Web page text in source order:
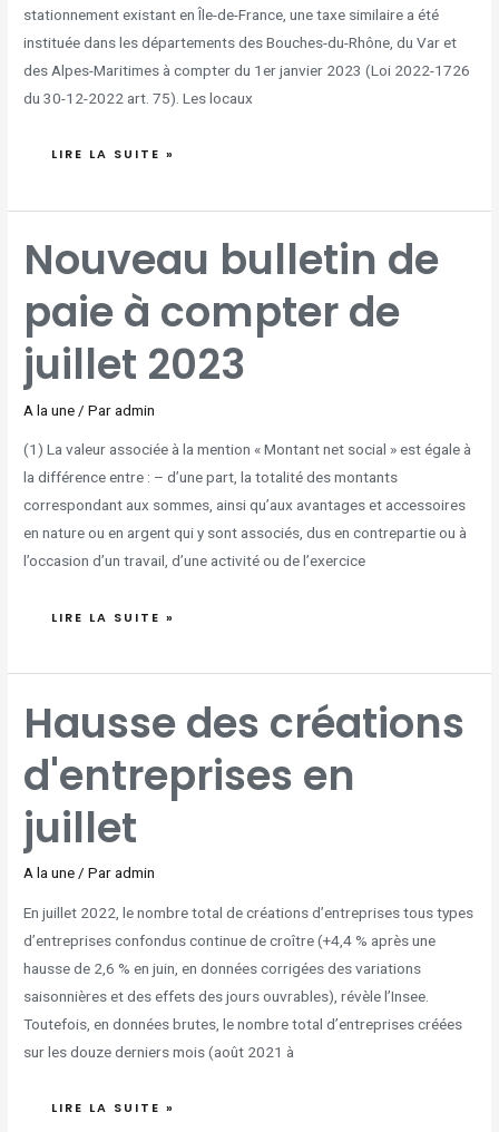
stationnement existant en Île-de-France, une taxe similaire a été
instituée dans les départements des Bouches-du-Rhône, du Var et
des Alpes-Maritimes à compter du 1er janvier 2023 (Loi 2022-1726
du 30-12-2022 art. 75). Les locaux
LIRE LA SUITE »
Nouveau bulletin de
paie à compter de
juillet 2023
A la une / Paradmin
(1) La valeur associée à la mention « Montant net social » est égale à
la différence entre : – d’une part, la totalité des montants
correspondant aux sommes, ainsi qu’aux avantages et accessoires
en nature ou en argent qui y sont associés, dus en contrepartie ou à
l’occasion d’un travail, d’une activité ou de l’exercice
BULLETIN
DE
PAIE
COMPTER
DE
JUILLET
2023
LIRE LA SUITE »
Hausse des créations
d'entreprises en
juillet
A la une / Paradmin
En juillet 2022, le nombre total de créations d’entreprises tous types
d’entreprises confondus continue de croître (+4,4 % après une
hausse de 2,6 % en juin, en données corrigées des variations
saisonnières et des effets des jours ouvrables), révèle l’Insee.
Toutefois, en données brutes, le nombre total d’entreprises créées
sur les douze derniers mois (août 2021 à
DES
CRÉATIONS
D'ENTREPRISES
JUILLET
LIRE LA SUITE »